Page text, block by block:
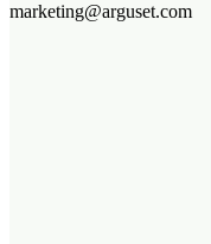
marketing@arguset.com